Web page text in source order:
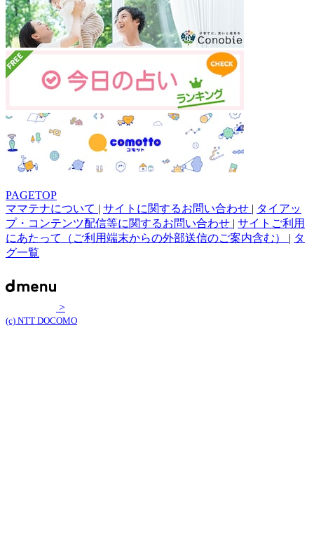
PAGETOP
ママテナについて | サイトに関するお問い合わせ | タイアッ
プ・コンテンツ配信等に関するお問い合わせ | サイトご利用
にあたって（ご利用端末からの外部送信のご案内含む） | タ
グ一覧
>
(c) NTT DOCOMO